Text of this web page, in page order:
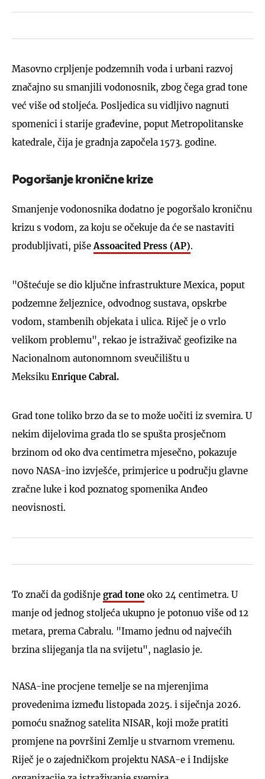
Masovno crpljenje podzemnih voda i urbani razvoj
značajno su smanjili vodonosnik, zbog čega grad tone
već više od stoljeća. Posljedica su vidljivo nagnuti
spomenici i starije građevine, poput Metropolitanske
katedrale, čija je gradnja započela 1573. godine.
Pogoršanje kronične krize
Smanjenje vodonosnika dodatno je pogoršalo kroničnu
krizu s vodom, za koju se očekuje da će se nastaviti
produbljivati, piše Assoacited Press (AP).
"Oštećuje se dio ključne infrastrukture Mexica, poput
podzemne željeznice, odvodnog sustava, opskrbe
vodom, stambenih objekata i ulica. Riječ je o vrlo
velikom problemu", rekao je istraživač geofizike na
Nacionalnom autonomnom sveučilištu u
Meksiku Enrique Cabral.
Grad tone toliko brzo da se to može uočiti iz svemira. U
nekim dijelovima grada tlo se spušta prosječnom
brzinom od oko dva centimetra mjesečno, pokazuje
novo NASA-ino izvješće, primjerice u području glavne
zračne luke i kod poznatog spomenika Anđeo
neovisnosti.
To znači da godišnje grad tone oko 24 centimetra. U
manje od jednog stoljeća ukupno je potonuo više od 12
metara, prema Cabralu. "Imamo jednu od najvećih
brzina slijeganja tla na svijetu", naglasio je.
NASA-ine procjene temelje se na mjerenjima
provedenima između listopada 2025. i siječnja 2026.
pomoću snažnog satelita NISAR, koji može pratiti
promjene na površini Zemlje u stvarnom vremenu.
Riječ je o zajedničkom projektu NASA-e i Indijske